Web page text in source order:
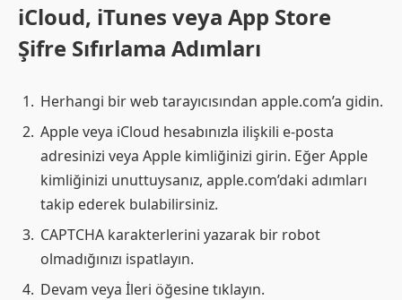
iCloud, iTunes veya App Store
Şifre Sıfırlama Adımları
Herhangi bir web tarayıcısından apple.com’a gidin.
Apple veya iCloud hesabınızla ilişkili e-posta
adresinizi veya Apple kimliğinizi girin. Eğer Apple
kimliğinizi unuttuysanız, apple.com’daki adımları
takip ederek bulabilirsiniz.
CAPTCHA karakterlerini yazarak bir robot
olmadığınızı ispatlayın.
Devam veya İleri öğesine tıklayın.